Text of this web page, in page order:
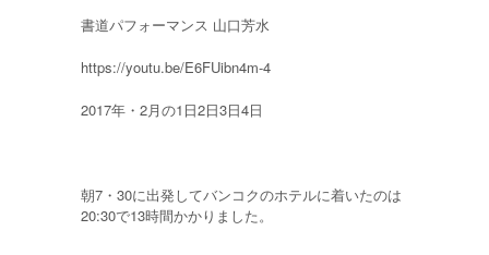
書道パフォーマンス 山口芳水
https://youtu.be/E6FUibn4m-4
2017年・2月の1日2日3日4日
朝7・30に出発してバンコクのホテルに着いたのは
20:30で13時間かかりました。